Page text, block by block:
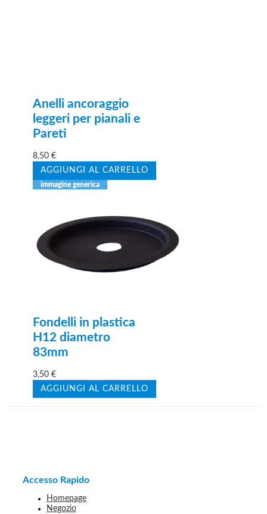
Anelli ancoraggio
leggeri per pianali e
Pareti
8,50€
AGGIUNGI AL CARRELLO
Fondelli in plastica
H12 diametro
83mm
3,50€
AGGIUNGI AL CARRELLO
Accesso Rapido
Homepage
Negozio